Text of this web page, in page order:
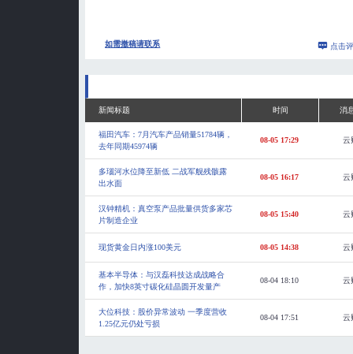
如需撤稿请联系 点击
新闻标题 时间 消
福田汽车：7月汽车产品销量51784辆，
去年同期45974辆
08-05 17:29 云
多瑙河水位降至新低 二战军舰残骸露
出水面
08-05 16:17 云
汉钟精机：真空泵产品批量供货多家芯
片制造企业
08-05 15:40 云
现货黄金日内涨100美元 08-05 14:38 云
基本半导体：与汉磊科技达成战略合
作，加快8英寸碳化硅晶圆开发量产
08-04 18:10 云
大位科技：股价异常波动 一季度营收
1.25亿元仍处亏损
08-04 17:51 云